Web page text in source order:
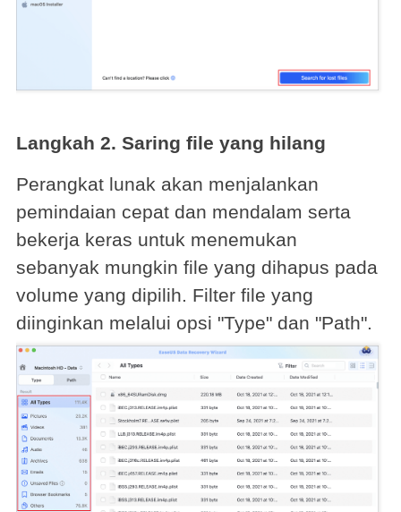
Langkah 2. Saring file yang hilang
Perangkat lunak akan menjalankan
pemindaian cepat dan mendalam serta
bekerja keras untuk menemukan
sebanyak mungkin file yang dihapus pada
volume yang dipilih. Filter file yang
diinginkan melalui opsi "Type" dan "Path".